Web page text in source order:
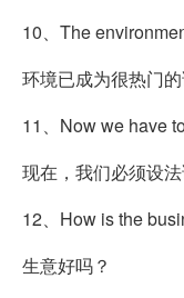
10、The enviro
环境已成为很热门的
11、Now we have
现在，我们必须设
12、How is the
生意好吗？